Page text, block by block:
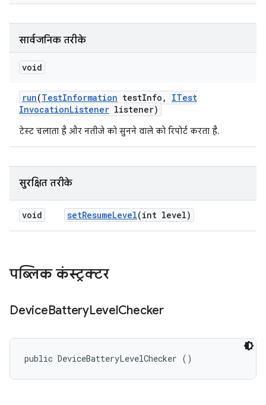
सार्वजनिक तरीके
void
run(TestInformation testInfo ,
ITest
InvocationListener listener)
टेस्ट चलाता है और नतीजे को सुनने वाले को रिपोर्ट करता है.
सुरक्षित तरीके
void setResumeLevel(int level)
पब्लिक कंस्ट्रक्टर
DeviceBatteryLevelChecker
public DeviceBatteryLevelChecker ()